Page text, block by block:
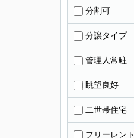
分割可
分譲タイプ
管理人常駐
眺望良好
二世帯住宅
フリーレント